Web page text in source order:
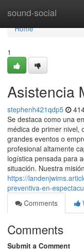
sound-social
Home
Home
1
Asistencia
stephenh421qdp5
Se destaca como una
médica de primer nivel,
grandes eventos o
profesional altamente
logística pensada para
situación. Nuestra
https://
preventiva-en-
Comments
Comments
Submit a Comment